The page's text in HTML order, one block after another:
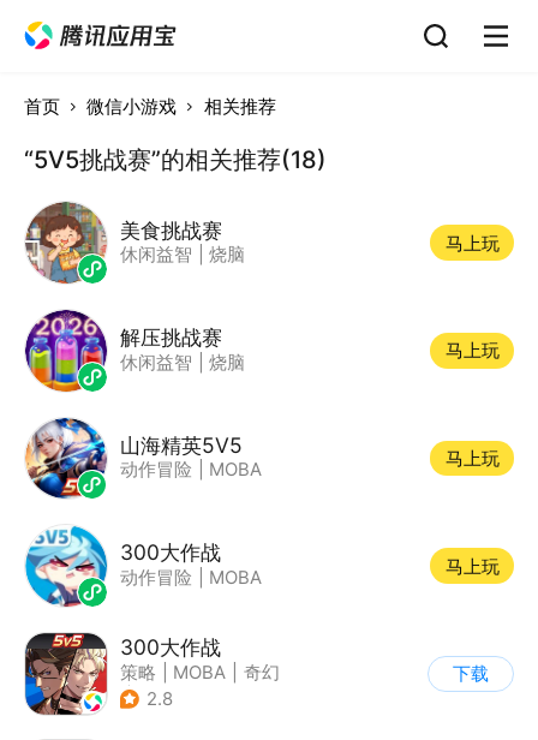
首页 微信小游戏 相关推荐
“5V5挑战赛”的相关推荐(18)
美食挑战赛
休闲益智 烧脑
马上玩
解压挑战赛
休闲益智 烧脑
马上玩
山海精英5V5
动作冒险 MOBA
马上玩
300大作战
动作冒险 MOBA
马上玩
300大作战
策略 MOBA
奇幻
| 5v5
2.8
下载